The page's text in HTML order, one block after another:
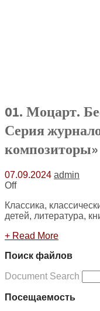
01. Моцарт.
Серия
композиторы»
07.09.2024 admin
Off
Классика,
детей, литература,
+ Read More
Поиск файлов
Document Search
Посещаемость